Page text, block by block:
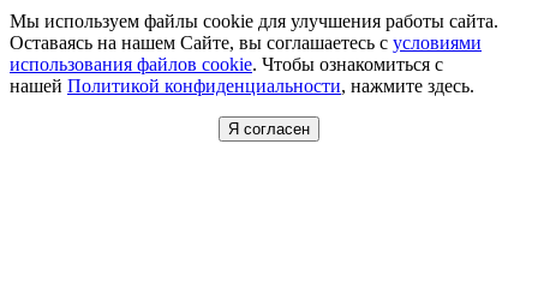
Мы используем файлы cookie для улучшения работы сайта.
Оставаясь на нашем Сайте, вы соглашаетесь с условиями
использования файлов cookie. Чтобы ознакомиться с
нашей Политикой конфиденциальности, нажмите здесь.
Я согласен